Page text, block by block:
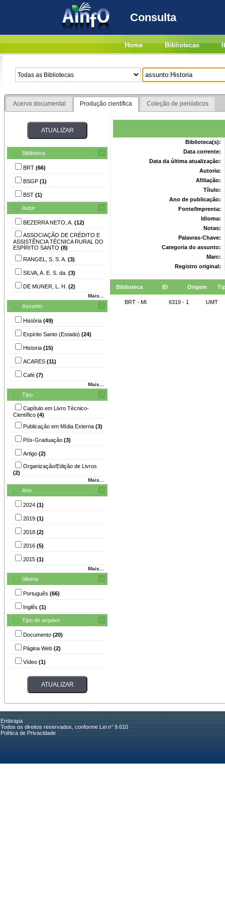
Consulta
Home Bibliotecas
Acervo documental Produção científica Coleção de periódicos
Biblioteca
BRT (66)
BSGP (1)
BST (1)
Autor
BEZERRA NETO, A. (12)
ASSOCIAÇÃO DE CRÉDITO E
ASSISTÊNCIA TÉCNICA RURAL DO
ESPÍRITO SANTO (8)
RANGEL, S. S. A. (3)
SILVA, A. E. S. da. (3)
DE MUNER, L. H. (2)
Mais...
Assunto
História (49)
Espírito Santo (Estado) (24)
Historia (15)
ACARES (11)
Café (7)
Mais...
Tipo
Capítulo em Livro Técnico-
Científico (4)
Publicação em Mídia Externa (3)
Pós-Graduação (3)
Artigo (2)
Organização/Edição de Livros
(2)
Mais...
Ano
2024 (1)
2019 (1)
2018 (2)
2016 (5)
2015 (1)
Mais...
Idioma
Português (66)
Inglês (1)
Tipo do arquivo
Documento (20)
Página Web (2)
Vídeo (1)
Biblioteca(s):
Data corrente:
Data da última atualização:
Autoria:
Afiliação:
Título:
Ano de publicação:
Fonte/Imprenta:
Idioma:
Notas:
Palavras-Chave:
Categoria do assunto:
Marc:
Registro original:
Biblioteca ID Origem
BRT - MI 6319 - 1 UMT
Embrapa
Todos os direitos reservados, conforme Lei n° 9.610
Política de Privacidade